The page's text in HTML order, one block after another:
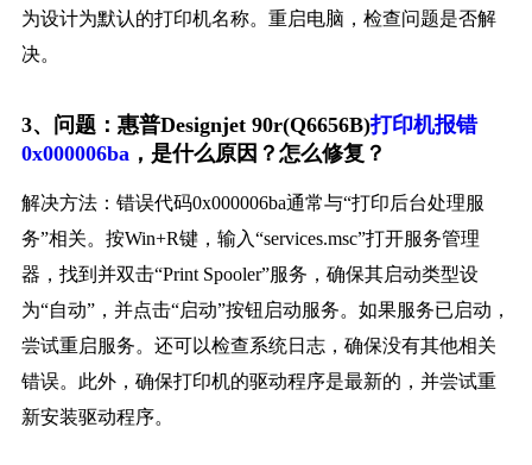
为设计为默认的打印机名称。重启电脑，检查问题是否解
决。
3、问题：惠普Designjet 90r(Q6656B)打印机报错
0x000006ba，是什么原因？怎么修复？
解决方法：错误代码0x000006ba通常与“打印后台处理服
务”相关。按Win+R键，输入“services.msc”打开服务管理
器，找到并双击“Print Spooler”服务，确保其启动类型设
为“自动”，并点击“启动”按钮启动服务。如果服务已启动，
尝试重启服务。还可以检查系统日志，确保没有其他相关
错误。此外，确保打印机的驱动程序是最新的，并尝试重
新安装驱动程序。